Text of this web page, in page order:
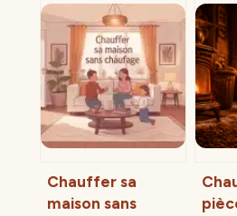
blanche : idées,
modèles et
conseils pour bien
choisir
du
et
Chauffer sa
maison sans